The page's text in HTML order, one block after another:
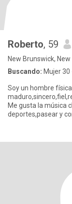
Roberto, 59
New Brunswick,
Buscando: Mujer 30
Soy un hombre
Me gusta la música
deportes,pasear y